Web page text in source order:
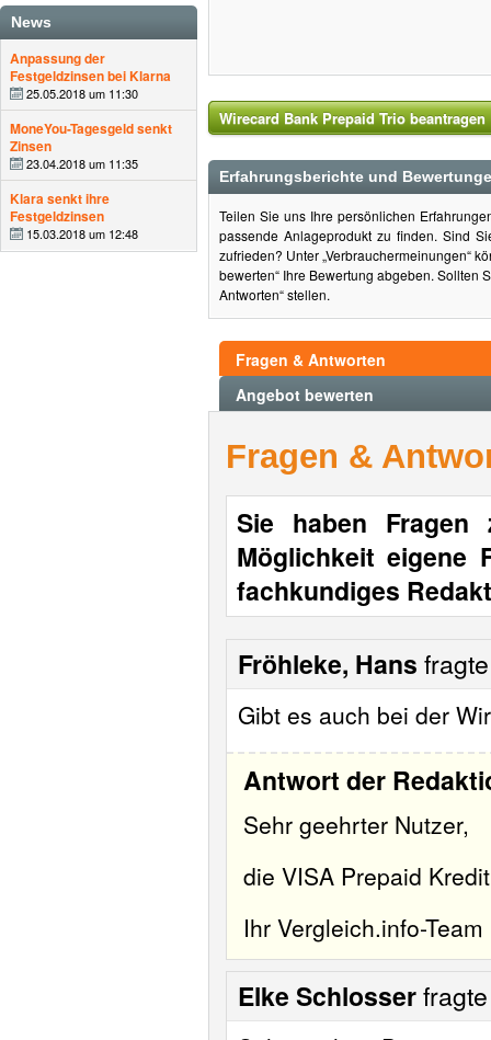
News
Anpassung der
Festgeldzinsen bei Klarna
25.05.2018 um 11:30
MoneYou-Tagesgeld senkt
Zinsen
23.04.2018 um 11:35
Klara senkt ihre
Festgeldzinsen
15.03.2018 um 12:48
Wirecard Bank Prepaid Trio beantragen
Erfahrungsberichte und
Teilen Sie uns Ihre persönlichen
passende Anlageprodukt zu finden. Sind
zufrieden? Unter „Verbrauchermeinungen“
bewerten“ Ihre Bewertung abgeben. Sollten
Antworten“ stellen.
Fragen & Antworten
Angebot bewerten
Fragen &
Sie haben
Möglichkeit eigene
fachkundiges
Fröhleke, Hans
Gibt es auch bei der
Antwort der
Sehr geehrter Nutzer,
die VISA Prepaid
Ihr Vergleich.info-Team
Elke Schlosser